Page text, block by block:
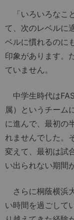
「いろいろなこ
て、次のレベルに
ベルに慣れるのに
印象があります。
ていません。
中学生時代は
属）というチーム
に進んで、最初の
れませんでした。
変えて、最初は試
い出られない期間
さらに桐蔭横浜
い時間を過ごして